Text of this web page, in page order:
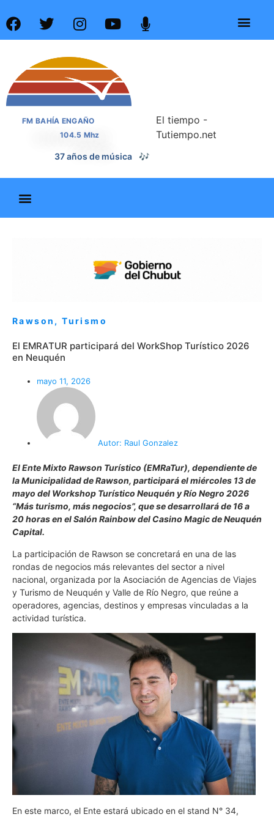
FM BAHÍA ENGAÑO
104.5 Mhz
37 años de noticias 📰
El tiempo -
Tutiempo.net
Rawson ,Turismo
El EMRATUR participará del WorkShop Turístico 2026
en Neuquén
mayo 11, 2026
Autor: Raul Gonzalez
El Ente Mixto Rawson Turístico (EMRaTur), dependiente de
la Municipalidad de Rawson, participará el miércoles 13 de
mayo del Workshop Turístico Neuquén y Río Negro 2026
“Más turismo, más negocios”, que se desarrollará de 16 a
20 horas en el Salón Rainbow del Casino Magic de Neuquén
Capital.
La participación de Rawson se concretará en una de las
rondas de negocios más relevantes del sector a nivel
nacional, organizada por la Asociación de Agencias de Viajes
y Turismo de Neuquén y Valle de Río Negro, que reúne a
operadores, agencias, destinos y empresas vinculadas a la
actividad turística.
En este marco, el Ente estará ubicado en el stand N° 34,